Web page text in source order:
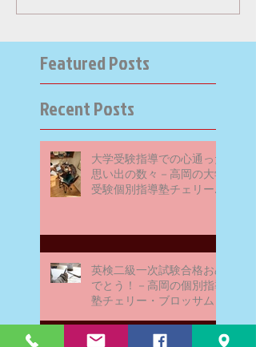
Featured Posts
Recent Posts
大学受験指導での心通った
思い出の数々－高岡の大学
受験個別指導塾チェリー・
英検二級一次試験合格おめ
でとう！－高岡の個別指導
塾チェリー・ブロッサム